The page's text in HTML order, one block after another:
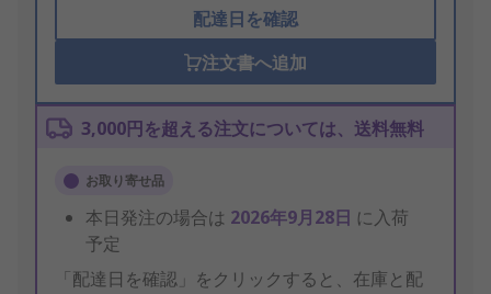
配達日を確認
注文書へ追加
3,000円を超える注文については、送料無料
お取り寄せ品
本日発注の場合は 2026年9月28日 に入荷
予定
「配達日を確認」をクリックすると、在庫と配